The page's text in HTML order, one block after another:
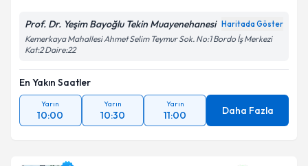
Prof. Dr. Yeşim Bayoğlu Tekin Muayenehanesi Haritada Göster
Kemerkaya Mahallesi Ahmet Selim Teymur Sok. No:1 Bordo İş Merkezi
Kat:2 Daire:22
En Yakın Saatler
Yarın
10:00
Yarın
10:30
Yarın
11:00 Daha Fazla